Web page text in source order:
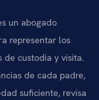
un abogado
representar los
de custodia y visita.
de cada padre,
suficiente, revisa